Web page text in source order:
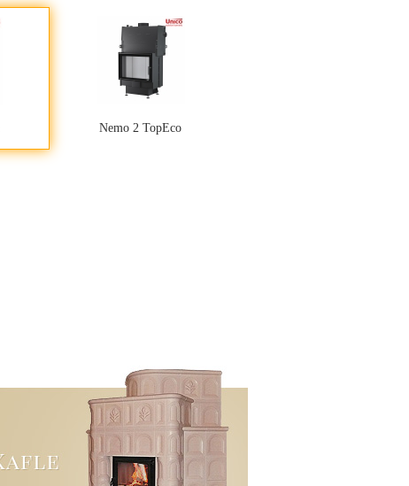
Nemo 2 TopEco